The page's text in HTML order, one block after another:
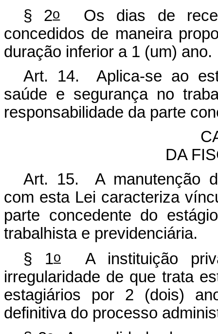
§ 2oOs dias de
concedidos de maneira
duração inferior a 1 (um) ano.
Art. 14. Aplica-se ao
saúde e segurança no
responsabilidade da parte
DA
Art. 15. A manutenção
com esta Lei caracteriza
parte concedente do
trabalhista e previdenciária.
§ 1o
A instituição
irregularidade de que trata
estagiários por 2 (dois)
definitiva do processo